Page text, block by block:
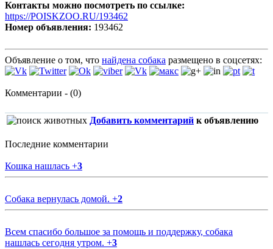
Контакты можно посмотреть по ссылке:
https://POISKZOO.RU/193462
Номер объявления: 193462
Объявление о том, что найдена собака размещено в соцсетях:
Комментарии - (0)
Добавить комментарий к объявлению
Последние комментарии
Кошка нашлась +3
Собака вернулась домой. +2
Всем спасибо большое за помощь и поддержку, собака
нашлась сегодня утром. +3